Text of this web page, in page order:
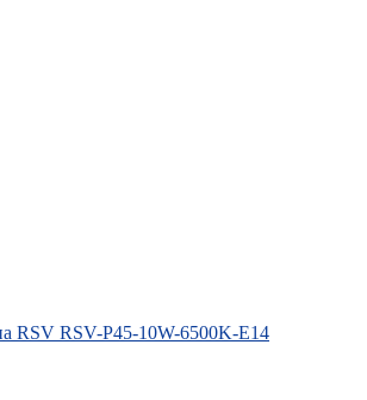
RSV RSV-P45-10W-6500K-E14